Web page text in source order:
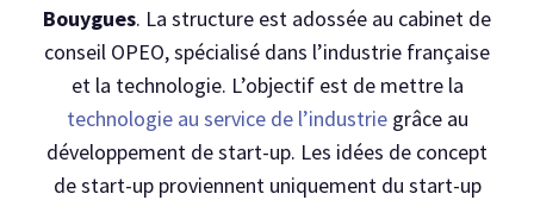
Bouygues. La structure est adossée au cabinet de
conseil OPEO, spécialisé dans l’industrie française
et la technologie. L’objectif est de mettre la
technologie au service de l’industriegrâce au
développement de start-up. Les idées de concept
de start-up proviennent uniquement du start-up